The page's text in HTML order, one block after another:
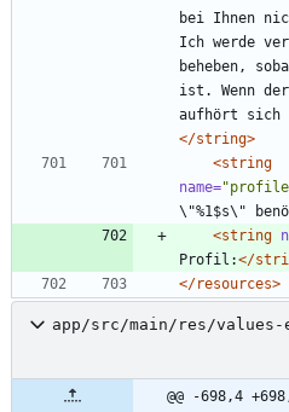
bei Ihnen
Ich werde
beheben,
ist. Wenn
aufhört sich
</string>
<string
name=
\"%1$s\"
<string
Profil:</
</resources>
app/src/main/res/
@@ -698,4